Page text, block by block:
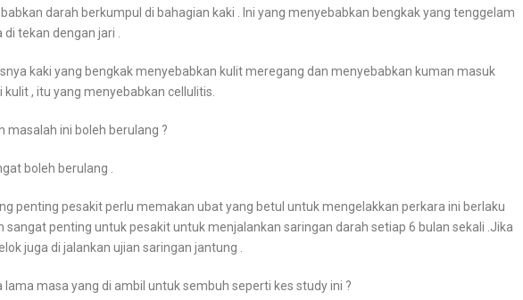
darah berkumpul di bahagian kaki . Ini yang menyebabkan bengkak yang tenggelam
di tekan dengan jari .
kaki yang bengkak menyebabkan kulit meregang dan menyebabkan kuman masuk
kulit , itu yang menyebabkan cellulitis.
masalah ini boleh berulang ?
boleh berulang .
penting pesakit perlu memakan ubat yang betul untuk mengelakkan perkara ini berlaku
sangat penting untuk pesakit untuk menjalankan saringan darah setiap 6 bulan sekali .Jika
juga di jalankan ujian saringan jantung .
lama masa yang di ambil untuk sembuh seperti kes study ini ?